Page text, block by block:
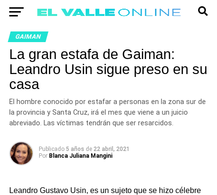
GAIMAN
La gran estafa de Gaiman:
Leandro Usin sigue preso en su
casa
El hombre conocido por estafar a personas en la zona sur de
la provincia y Santa Cruz, irá el mes que viene a un juicio
abreviado. Las víctimas tendrán que ser resarcidos.
Publicado 5 años de 22 abril, 2021
Por Blanca Juliana Mangini
Leandro Gustavo Usin, es un sujeto que se hizo célebre